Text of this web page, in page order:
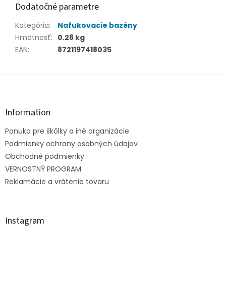
Dodatočné parametre
Kategória:
Nafukovacie bazény
Hmotnosť: 0.28 kg
EAN: 8721197418035
Z
Information
Ponuka pre škôlky a iné organizácie
Podmienky ochrany osobných údajov
Obchodné podmienky
VERNOSTNÝ PROGRAM
Reklamácie a vrátenie tovaru
Instagram